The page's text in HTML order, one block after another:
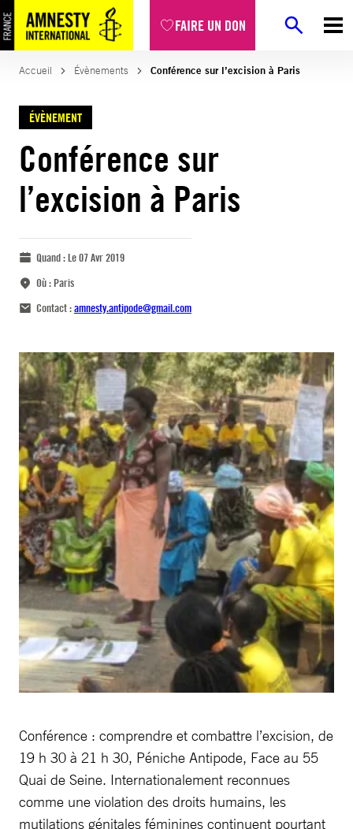
FAIRE UN DON
Accueil Évènements Conférence sur l’excision à Paris
ÉVÈNEMENT
Conférence sur
l’excision à Paris
Quand :Le 07 Avr 2019
Où :Paris
Contact :amnesty.antipode@gmail.com
Conférence : comprendre et combattre l’excision, de
19 h 30 à 21 h 30, Péniche Antipode, Face au 55
Quai de Seine. Internationalement reconnues
comme une violation des droits humains, les
mutilations génitales féminines continuent pourtant